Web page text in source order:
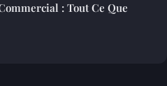
: Tout Ce Que